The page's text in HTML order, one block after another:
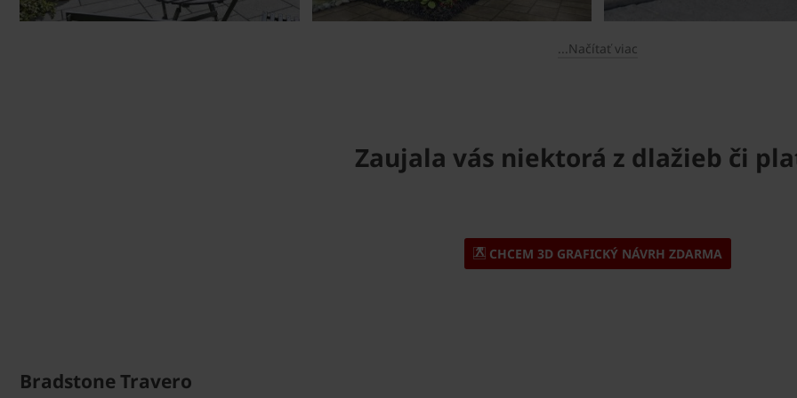
...Načítať viac
Zaujala vás niektorá z dlažieb či
CHCEM 3D GRAFICKÝ NÁVRH ZDARMA
Bradstone Travero